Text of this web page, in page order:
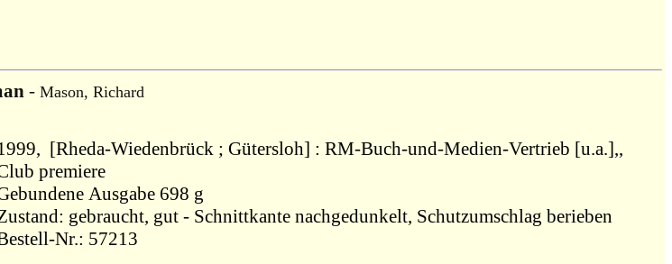
- Mason, Richard
[Rheda-Wiedenbrück ; Gütersloh] : RM-Buch-und-Medien-Vertrieb [u.a.],,
premiere
Ausgabe 698 g
gebraucht, gut - Schnittkante nachgedunkelt, Schutzumschlag berieben
Nr.: 57213